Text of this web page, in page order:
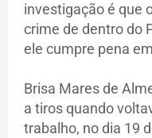
investigação é que
crime de dentro do
ele cumpre pena
Brisa Mares de
a tiros quando
trabalho, no dia 19